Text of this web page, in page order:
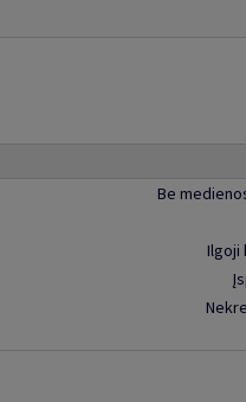
Be
Ilgoji